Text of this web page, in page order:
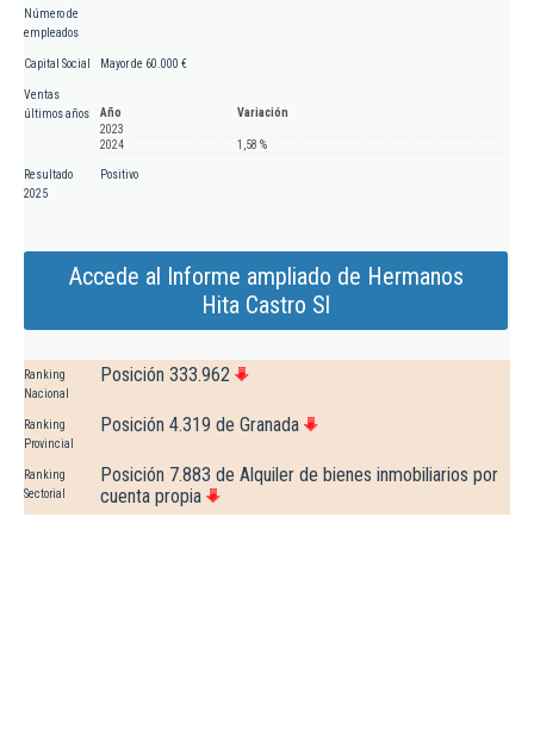
Número de
empleados
Capital Social Mayor de 60.000 €
Ventas
últimos años
Año
Variación
2023
2024
1,58 %
Resultado
2025
Positivo
Accede al Informe ampliado de Hermanos
Hita Castro Sl
Ranking
Nacional
Posición 333.962
Ranking
Provincial
Posición 4.319 de Granada
Ranking
Sectorial
Posición 7.883 de Alquiler de bienes inmobiliarios por
cuenta propia